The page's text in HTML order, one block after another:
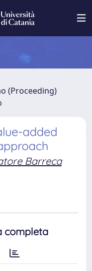
(Proceeding)
added
Barreca
completa